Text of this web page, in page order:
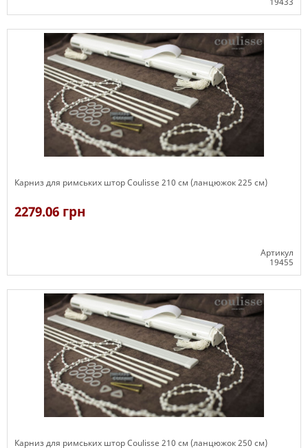
Карниз для римських штор Coulisse 210 см (ланцюжок 225 см)
2279.06 грн
Артикул
19455
Карниз для римських штор Coulisse 210 см (ланцюжок 250 см)